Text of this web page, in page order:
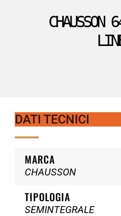
CHAUSSON
DATI TECNICI
MARCA
CHAUSSON
TIPOLOGIA
SEMINTEGRALE